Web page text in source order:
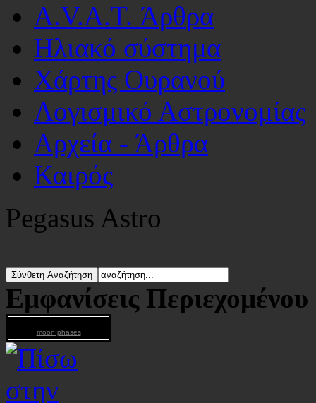
A.V.A.T. Άρθρα
Ηλιακό σύστημα
Χάρτης Ουρανού
Λογισμικό Αστρoνομίας
Αρχεία - Άρθρα
Καιρός
Pegasus Astro
Εμφανίσεις Περιεχομένου
moon phases